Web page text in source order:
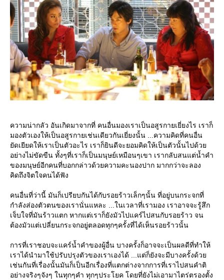
ความน่ากลัว อันเกิดมาจากที่ คนอื่นมองเราเป็นอสูรกายเยี่ยงไร เราก็
มองตัวเองให้เป็นอสูรกายเช่นเดียวกันเยี่ยงนั้น ...ความคิดที่คนอื่น
ัดเยียดให้เราเป็นตัวอะไร เราก็ยินดีจะยอมคิดให้เป็นตัวนั้นไปด้ว
อย่างไม่ขัดขืน ทั้งๆที่เราก็เป็นมนุษย์เหมือนๆเขา เรากลับสนแต่น้ำคำ
ของมนุษย์อีกคนที่บอกกล่าวด้วยความคะนองปาก มากกว่าจะลอง
คิดถึงจิตใจคนได้ฟัง
คนอื่นที่ว่านี้ มันก็เปรียบกันได้กับรอยร้าวเล็กๆนั้น ที่อยู่บนกระจกที่
กำลังส่องตัวตนของเรานั่นแหละ ...ในเวลาที่เรามอง เราอาจจะรู้สึก
เจ็บใจที่มันร้าวแตก หากแต่เราก็ยังมัวไปแคร์ไปสนกับรอยร้าว จน
ต้องมัวแต่เปลี่ยนกระจกอยู่ตลอดทุกๆครั้งที่ได้เห็นรอยร้าวนั้น
การที่เราชอบจะแคร์น้ำคำของผู้อื่น บางครั้งก็อาจจะเป็นผลดีที่ทำให้
เราได้นำมาใช้ปรับปรุงตัวของเราเองได้ ...แต่ก็ยังจะมีบางครั้งด้ว
เช่นกันที่เรื่องนั้นมันก็เป็นอีกเรื่องที่แตกต่างจากการที่เราไปสนคำติ
อย่างจริงๆจังๆ ในทุกๆคำ ทุกๆประโยค โดยที่ยังไม่เอามาไตร่ตรองตั้ง